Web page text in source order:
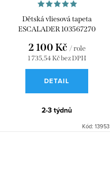
Dětská vliesová tapeta
ESCALADER 103567270
1 735,54 Kč bez DPH
2 100 Kč / role
DETAIL
2-3 týdnů
Kód: 13953